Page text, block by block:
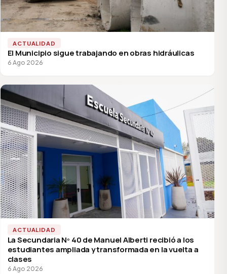
ACTUALIDAD
El Municipio sigue trabajando en obras hidráulicas
6 Ago 2026
ACTUALIDAD
La Secundaria Nº 40 de Manuel Alberti recibió a los
estudiantes ampliada y transformada en la vuelta a
clases
6 Ago 2026